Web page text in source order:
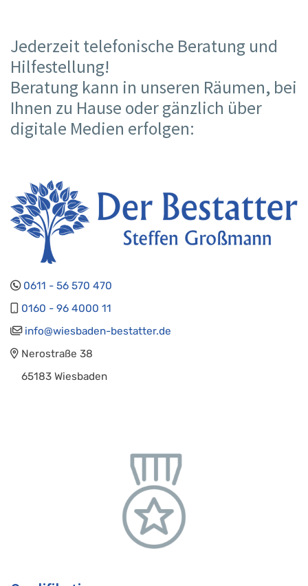
Jederzeit telefonische Beratung und
Hilfestellung!
Beratung kann in unseren Räumen, bei
Ihnen zu Hause oder gänzlich über
digitale Medien erfolgen:
0611 - 56 570 470
0160 - 96 4000 11
info@wiesbaden-bestatter.de
Nerostraße 38
65183 Wiesbaden